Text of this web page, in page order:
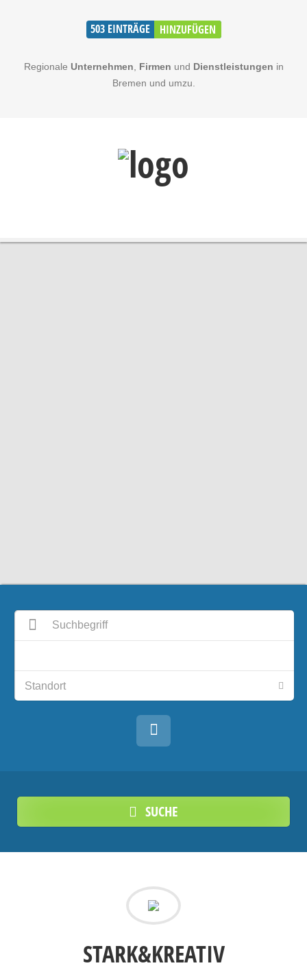
503 EINTRÄGE HINZUFÜGEN
Regionale Unternehmen Firmen und Dienstleistungen in
Bremen und umzu.
SUCHE
STARK&KREATIV